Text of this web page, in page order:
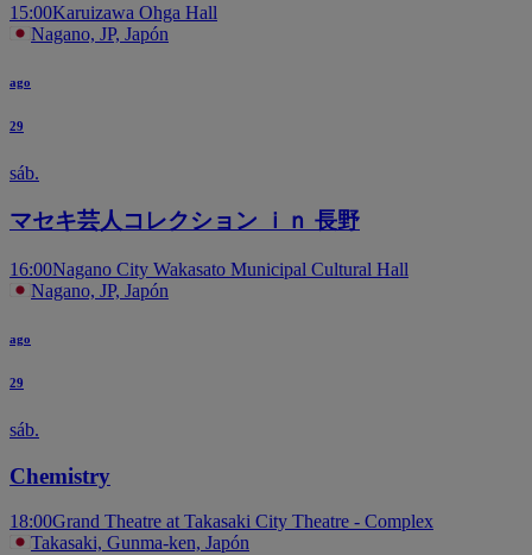
15:00Karuizawa Ohga Hall
Nagano, JP, Japón
ago
29
sáb.
マセキ芸人コレクション ｉｎ 長野
16:00Nagano City Wakasato Municipal Cultural Hall
Nagano, JP, Japón
ago
29
sáb.
Chemistry
18:00Grand Theatre at Takasaki City Theatre - Complex
Takasaki, Gunma-ken, Japón